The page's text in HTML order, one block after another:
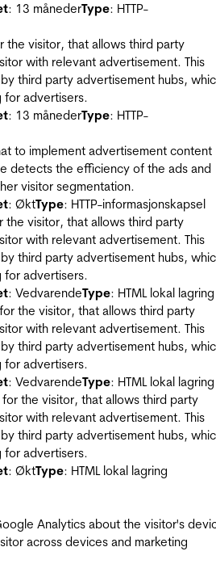
: 13 månederType: HTTP-
the visitor, that allows third party
with relevant advertisement. This
third party advertisement hubs,
for advertisers.
: 13 månederType: HTTP-
to implement advertisement content
detects the efficiency of the ads and
visitor segmentation.
: ØktType: HTTP-informasjonskapsel
the visitor, that allows third party
with relevant advertisement. This
third party advertisement hubs,
for advertisers.
: VedvarendeType: HTML lokal lagring
the visitor, that allows third party
with relevant advertisement. This
third party advertisement hubs,
for advertisers.
: VedvarendeType: HTML lokal lagring
for the visitor, that allows third party
with relevant advertisement. This
third party advertisement hubs,
for advertisers.
: ØktType: HTML lokal lagring
Analytics about the visitor's
across devices and marketing